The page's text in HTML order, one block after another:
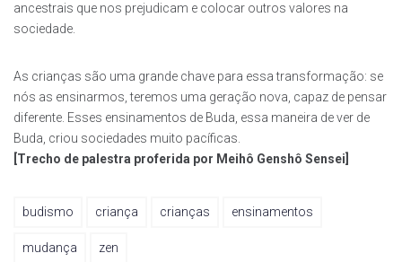
ancestrais que nos prejudicam e colocar outros valores na
sociedade.
As crianças são uma grande chave para essa transformação: se
nós as ensinarmos, teremos uma geração nova, capaz de pensar
diferente. Esses ensinamentos de Buda, essa maneira de ver de
Buda, criou sociedades muito pacíficas.
[Trecho de palestra proferida por Meihô Genshô Sensei]
budismo criança crianças ensinamentos
mudança zen